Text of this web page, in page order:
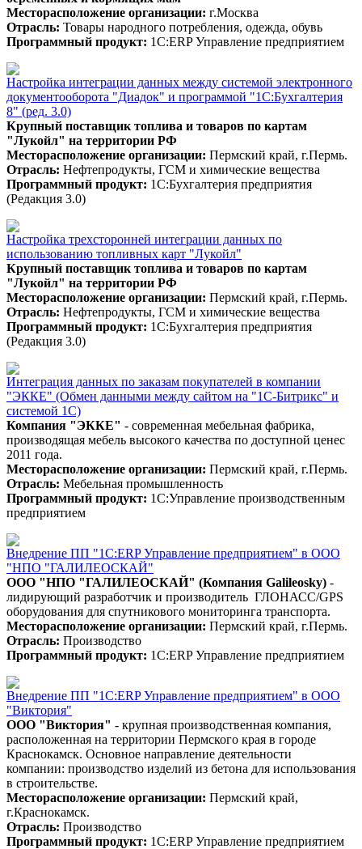
Месторасположение организации: г.Москва
Отрасль: Товары народного потребления, одежда, обувь
Программный продукт: 1С:ERP Управление предприятием
Настройка интеграции данных между системой электронного
документооборота "Диадок" и программой "1С:Бухгалтерия
8" (ред. 3.0)
Крупный поставщик топлива и товаров по картам
"Лукойл" на территории РФ
Месторасположение организации: Пермский край, г.Пермь.
Отрасль: Нефтепродукты, ГСМ и химические вещества
Программный продукт: 1С:Бухгалтерия предприятия
(Редакция 3.0)
Настройка трехсторонней интеграции данных по
использованию топливных карт "Лукойл"
Крупный поставщик топлива и товаров по картам
"Лукойл" на территории РФ
Месторасположение организации: Пермский край, г.Пермь.
Отрасль: Нефтепродукты, ГСМ и химические вещества
Программный продукт: 1С:Бухгалтерия предприятия
(Редакция 3.0)
Интеграция данных по заказам покупателей в компании
"ЭККЕ" (Обмен данными между сайтом на "1С-Битрикс" и
системой 1С)
Компания "ЭККЕ" - современная мебельная фабрика,
производящая мебель высокого качества по доступной ценес
2011 года.
Месторасположение организации: Пермский край, г.Пермь.
Отрасль: Мебельная промышленность
Программный продукт: 1С:Управление производственным
предприятием
Внедрение ПП "1С:ERP Управление предприятием" в ООО
"НПО "ГАЛИЛЕОСКАЙ"
ООО "НПО "ГАЛИЛЕОСКАЙ" (Компания Galileosky) -
лидирующий разработчик и производитель ГЛОНАСС/GPS
оборудования для спутникового мониторинга транспорта.
Месторасположение организации: Пермский край, г.Пермь.
Отрасль: Производство
Программный продукт: 1С:ERP Управление предприятием
Внедрение ПП "1С:ERP Управление предприятием" в ООО
"Виктория"
ООО "Виктория" - крупная производственная компания,
расположенная на территории Пермского края в городе
Краснокамск. Основное направление деятельности
компании: производство изделий из бетона для использования
в строительстве.
Месторасположение организации: Пермский край,
г.Краснокамск.
Отрасль: Производство
Программный продукт: 1С:ERP Управление предприятием